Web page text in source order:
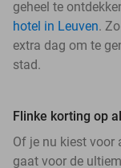
geheel te
hotel in Leuven.
extra dag om te
stad.
Flinke korting op
Of je nu kiest voor
gaat voor de